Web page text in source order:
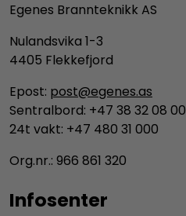
Egenes Brannteknikk AS
Nulandsvika 1-3
4405 Flekkefjord
Epost: post@egenes.as
Sentralbord: +47 38 32 08 00
24t vakt: +47 480 31 000
Org.nr.: 966 861 320
Infosenter